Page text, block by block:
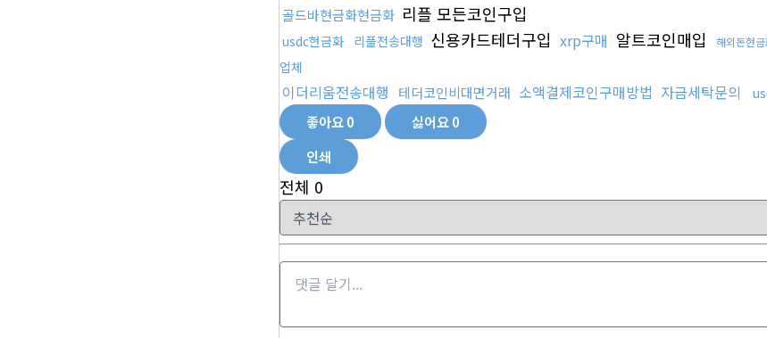
골드바현금화현금화 리플 모든코인구입
usdc현금화 리플전송대행 신용카드테더구입 xrp구매 알트코인매입 해외돈현
업체
이더리움전송대행 테더코인비대면거래 소액결제코인구매방법 자금세탁문의
좋아요0 싫어요0
인쇄
전체 0